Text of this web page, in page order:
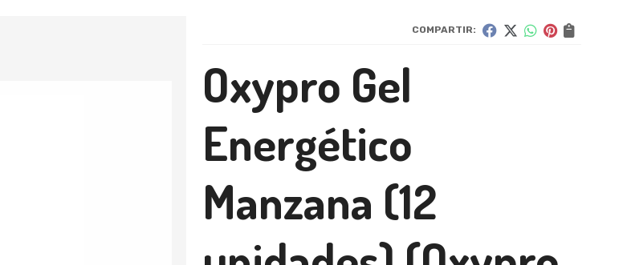
COMPARTIR:
Oxypro Gel
Energético
Manzana (12